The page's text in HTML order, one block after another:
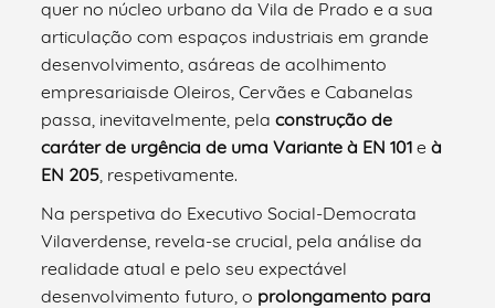
quer no núcleo urbano da Vila de Prado e a sua
articulação com espaços industriais em grande
desenvolvimento, asáreas de acolhimento
empresariaisde Oleiros, Cervães e Cabanelas
passa, inevitavelmente, pelaconstrução de
caráter de urgência de uma Variante à EN 101e à
EN 205 , respetivamente.
Na perspetiva do Executivo Social-Democrata
Vilaverdense, revela-se crucial, pela análise da
realidade atual e pelo seu expectável
desenvolvimento futuro, o prolongamento para